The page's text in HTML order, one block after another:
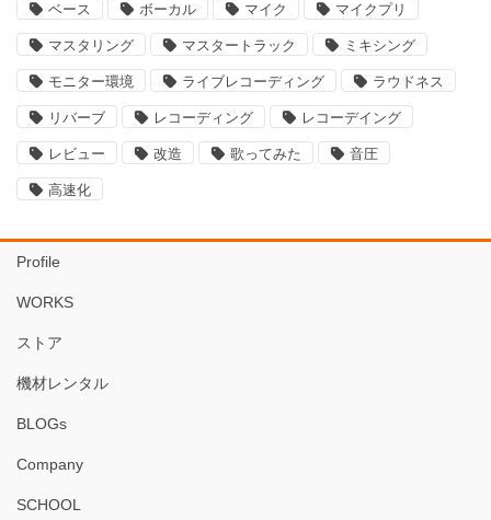
ベース ボーカル マイク マイクプリ
マスタリング マスタートラック ミキシング
モニター環境 ライブレコーディング ラウドネス
リバーブ レコーディング レコーデイング
レビュー 改造 歌ってみた 音圧
高速化
Profile
WORKS
ストア
機材レンタル
BLOGs
Company
SCHOOL